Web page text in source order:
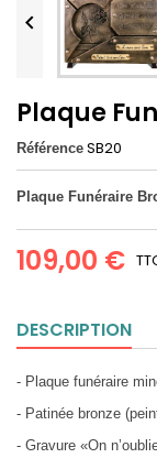

Plaque
Référence SB20
Plaque Funéraire
109,00 €
DESCRIPTION
- Plaque funéraire
- Patinée bronze
- Gravure «On